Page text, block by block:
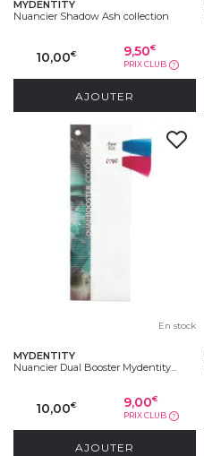
MYDENTITY
Nuancier Shadow Ash collection
10,00€ 9,50€
PRIX CLUB ?
AJOUTER
En stock
MYDENTITY
Nuancier Dual Booster Mydentity...
10,00€ 9,00€
PRIX CLUB ?
AJOUTER